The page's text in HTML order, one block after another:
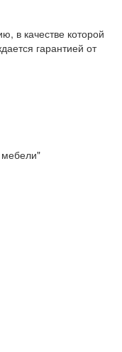
в качестве которой
гарантией от